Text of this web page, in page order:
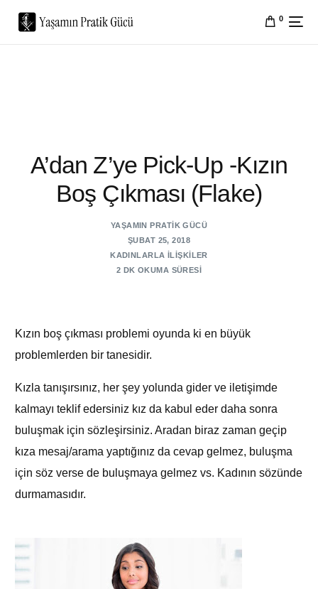
0
A’dan Z’ye Pick-Up -Kızın
Boş Çıkması (Flake)
YAŞAMIN PRATIK GÜCÜ
ŞUBAT 25, 2018
KADINLARLA İLIŞKILER
2 DK OKUMA SÜRESI
Kızın boş çıkması problemi oyunda ki en büyük
problemlerden bir tanesidir.
Kızla tanışırsınız, her şey yolunda gider ve iletişimde
kalmayı teklif edersiniz kız da kabul eder daha sonra
buluşmak için sözleşirsiniz. Aradan biraz zaman geçip
kıza mesaj/arama yaptığınız da cevap gelmez, buluşma
için söz verse de buluşmaya gelmez vs. Kadının sözünde
durmamasıdır.